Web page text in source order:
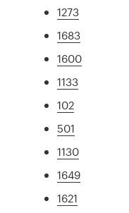
1273
1683
1600
1133
102
501
1130
1649
1621